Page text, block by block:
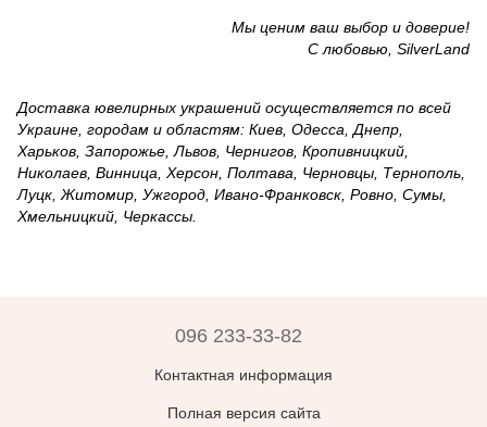
Мы ценим ваш выбор и доверие!
С любовью, SilverLand
Доставка ювелирных украшений осуществляется по всей
Украине, городам и областям: Киев, Одесса, Днепр,
Харьков, Запорожье, Львов, Чернигов, Кропивницкий,
Николаев, Винница, Херсон, Полтава, Черновцы, Тернополь,
Луцк, Житомир, Ужгород, Ивано-Франковск, Ровно, Сумы,
Хмельницкий, Черкассы.
096 233-33-82
Контактная информация
Полная версия сайта